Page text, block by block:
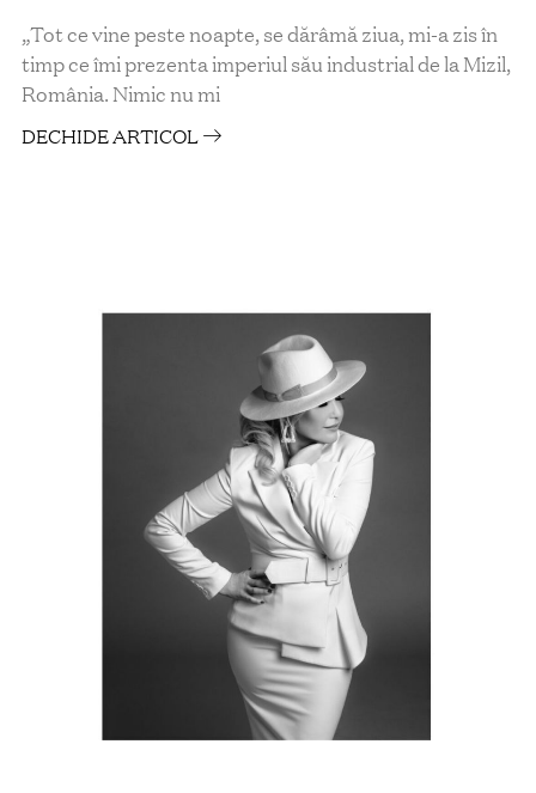
„Tot ce vine peste noapte, se dărâmă ziua, mi-a zis în
timp ce îmi prezenta imperiul său industrial de la Mizil,
România. Nimic nu mi
DECHIDE ARTICOL